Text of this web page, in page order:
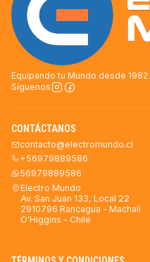
Equipando tu Mundo desde 1982.
Síguenos
CONTÁCTANOS
contacto@electromundo.cl
+56979889586
56979889586
Electro Mundo
Av. San Juan 133, Local 22
2910796 Rancagua - Machalí
O'Higgins - Chile